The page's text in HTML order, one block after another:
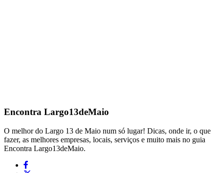
Encontra Largo13deMaio
O melhor do Largo 13 de Maio num só lugar! Dicas, onde ir, o que
fazer, as melhores empresas, locais, serviços e muito mais no guia
Encontra Largo13deMaio.